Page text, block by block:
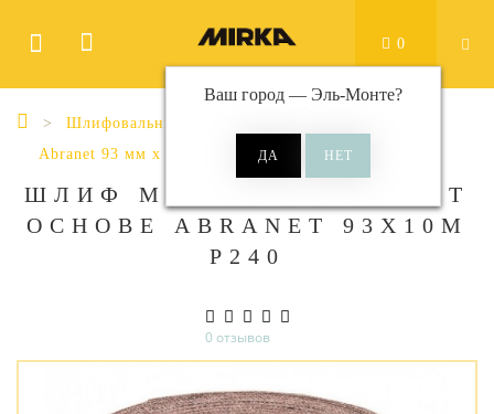
Ваш город — Эль-Монте?
0
Шлифовальные материалы
Abranet 93 мм x 10 м
ШЛИФ МАТ НА СЕТЧ СИНТ
ОСНОВЕ ABRANET 93X10М
Р240
0 отзывов